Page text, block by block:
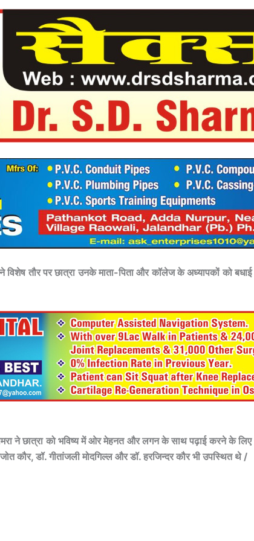
विशेष तौर पर छात्रा उनके माता-पिता और कॉलेज के अध्यापकों को बधाई
ने छात्रा को भविष्य में ओर मेहनत और लगन के साथ पढ़ाई करने के लिए
कौर, डॉ. गीतांजली मोदगिल्ल और डॉ. हरजिन्दर कौर भी उपस्थित थे /